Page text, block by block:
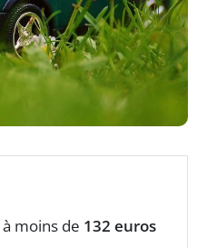
à moins de 132 euros